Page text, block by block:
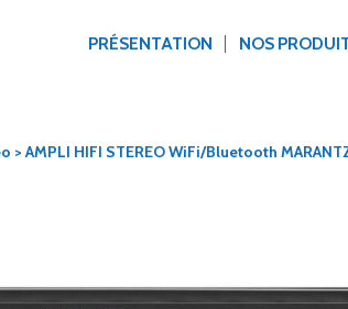
PRÉSENTATION NOS
> AMPLI HIFI STEREO WiFi/Bluetooth